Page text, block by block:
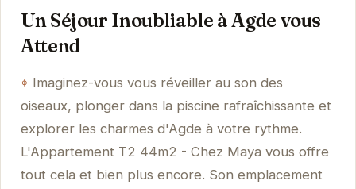
Un Séjour Inoubliable à Agde vous
Attend
Imaginez-vous vous réveiller au son des
oiseaux, plonger dans la piscine rafraîchissante et
explorer les charmes d'Agde à votre rythme.
L'Appartement T2 44m2 - Chez Maya vous offre
tout cela et bien plus encore. Son emplacement